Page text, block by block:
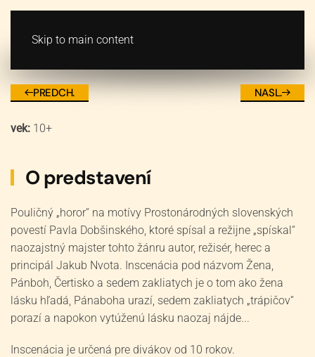
Skip to main content
PREDCH. NASL.
vek: 10+
O predstavení
Pouličný „horor“ na motívy Prostonárodných slovenských
povestí Pavla Dobšinského, ktoré spísal a režijne „spískal“
naozajstný majster tohto žánru autor, režisér, herec a
principál Jakub Nvota. Inscenácia pod názvom Žena,
Pánboh, Čertisko a sedem zakliatych je o tom ako žena
lásku hľadá, Pánaboha urazí, sedem zakliatych „trápičov“
porazí a napokon vytúženú lásku naozaj nájde...
Inscenácia je určená pre divákov od 10 rokov.